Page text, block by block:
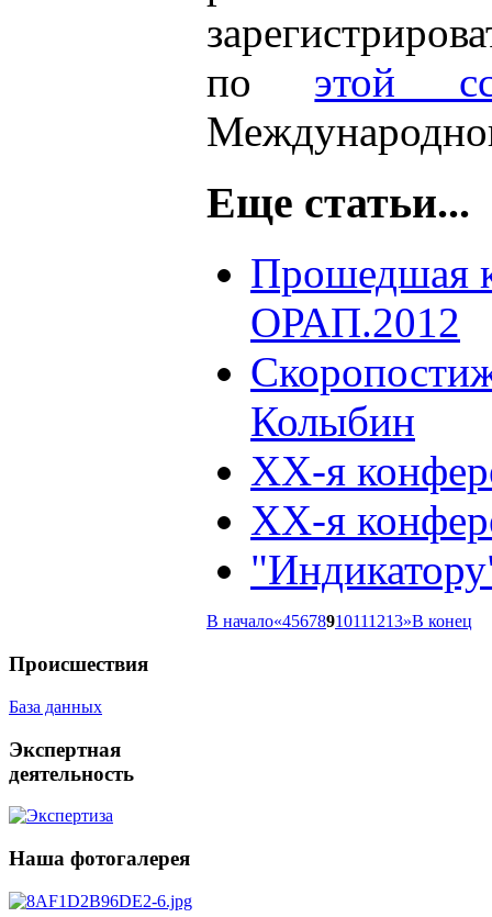
по этой
Еще статьи...
Прошедшая
ОРАП.2012
Колыбин
XX-я
XX-я
В начало«45678910111213»В конец
Происшествия
База данных
Экспертная
деятельность
Наша фотогалерея